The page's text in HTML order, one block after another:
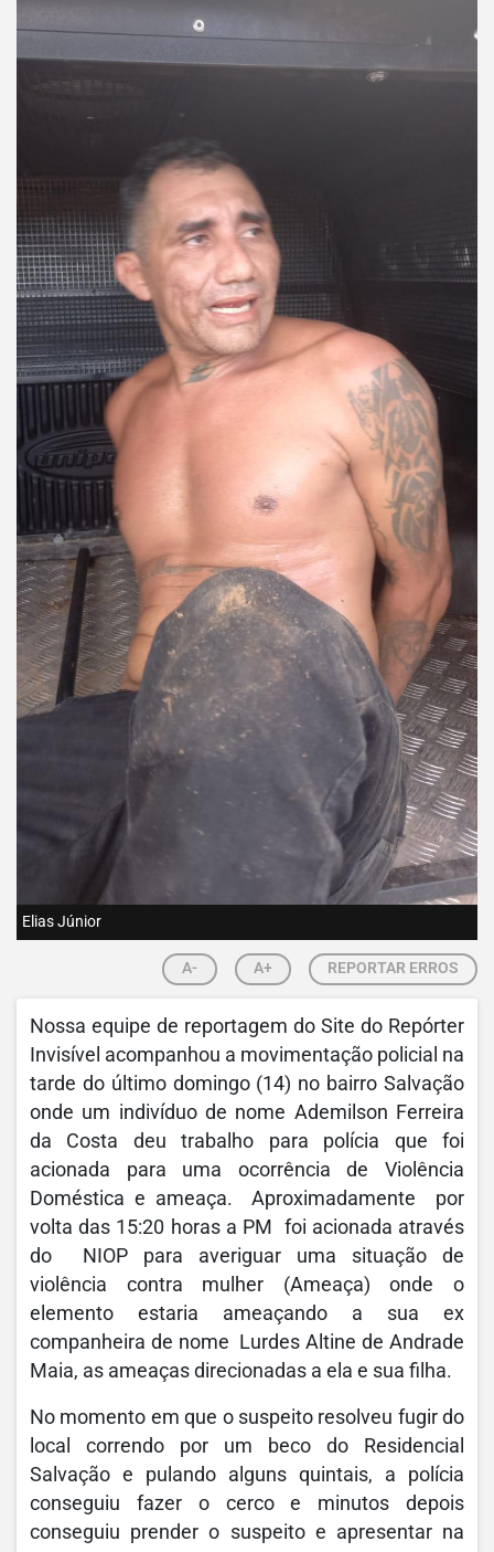
Elias Júnior
A- A+ REPORTAR ERROS
Nossa equipe de reportagem do Site do Repórter
Invisível acompanhou a movimentação policial na
tarde do último domingo (14) no bairro Salvação
onde um indivíduo de nome Ademilson Ferreira
da Costa deu trabalho para polícia que foi
acionada para uma ocorrência de Violência
Doméstica e ameaça. Aproximadamente por
volta das 15:20 horas a PM foi acionada através
do NIOP para averiguar uma situação de
violência contra mulher (Ameaça) onde o
elemento estaria ameaçando a sua ex
companheira de nome Lurdes Altine de Andrade
Maia, as ameaças direcionadas a ela e sua filha.
No momento em que o suspeito resolveu fugir do
local correndo por um beco do Residencial
Salvação e pulando alguns quintais, a polícia
conseguiu fazer o cerco e minutos depois
conseguiu prender o suspeito e apresentar na